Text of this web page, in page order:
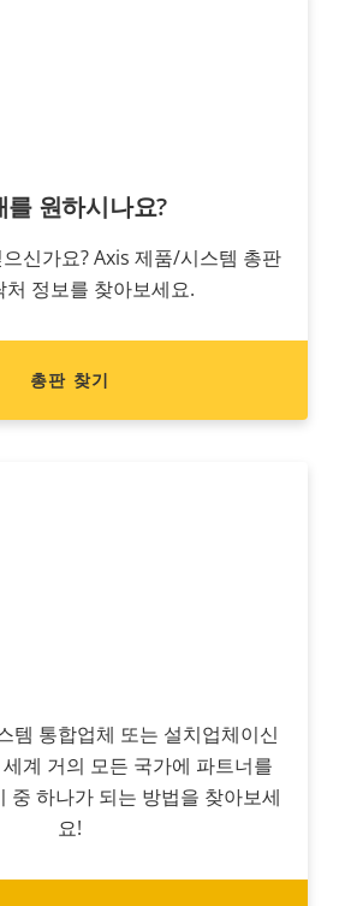
원하시나요?
신가요? Axis 제품/시스템 총판
처 정보를 찾아보세요.
총판 찾기
템 통합업체 또는 설치업체이신
계 거의 모든 국가에 파트너를
중 하나가 되는 방법을 찾아보세
요!